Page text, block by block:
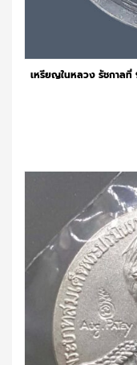
เหรียญในหลวง รัชกาลที่